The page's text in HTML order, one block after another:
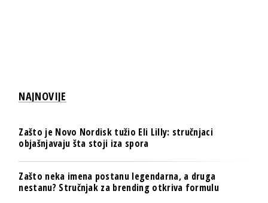
NAJNOVIJE
Zašto je Novo Nordisk tužio Eli Lilly: stručnjaci
objašnjavaju šta stoji iza spora
Zašto neka imena postanu legendarna, a druga
nestanu? Stručnjak za brending otkriva formulu